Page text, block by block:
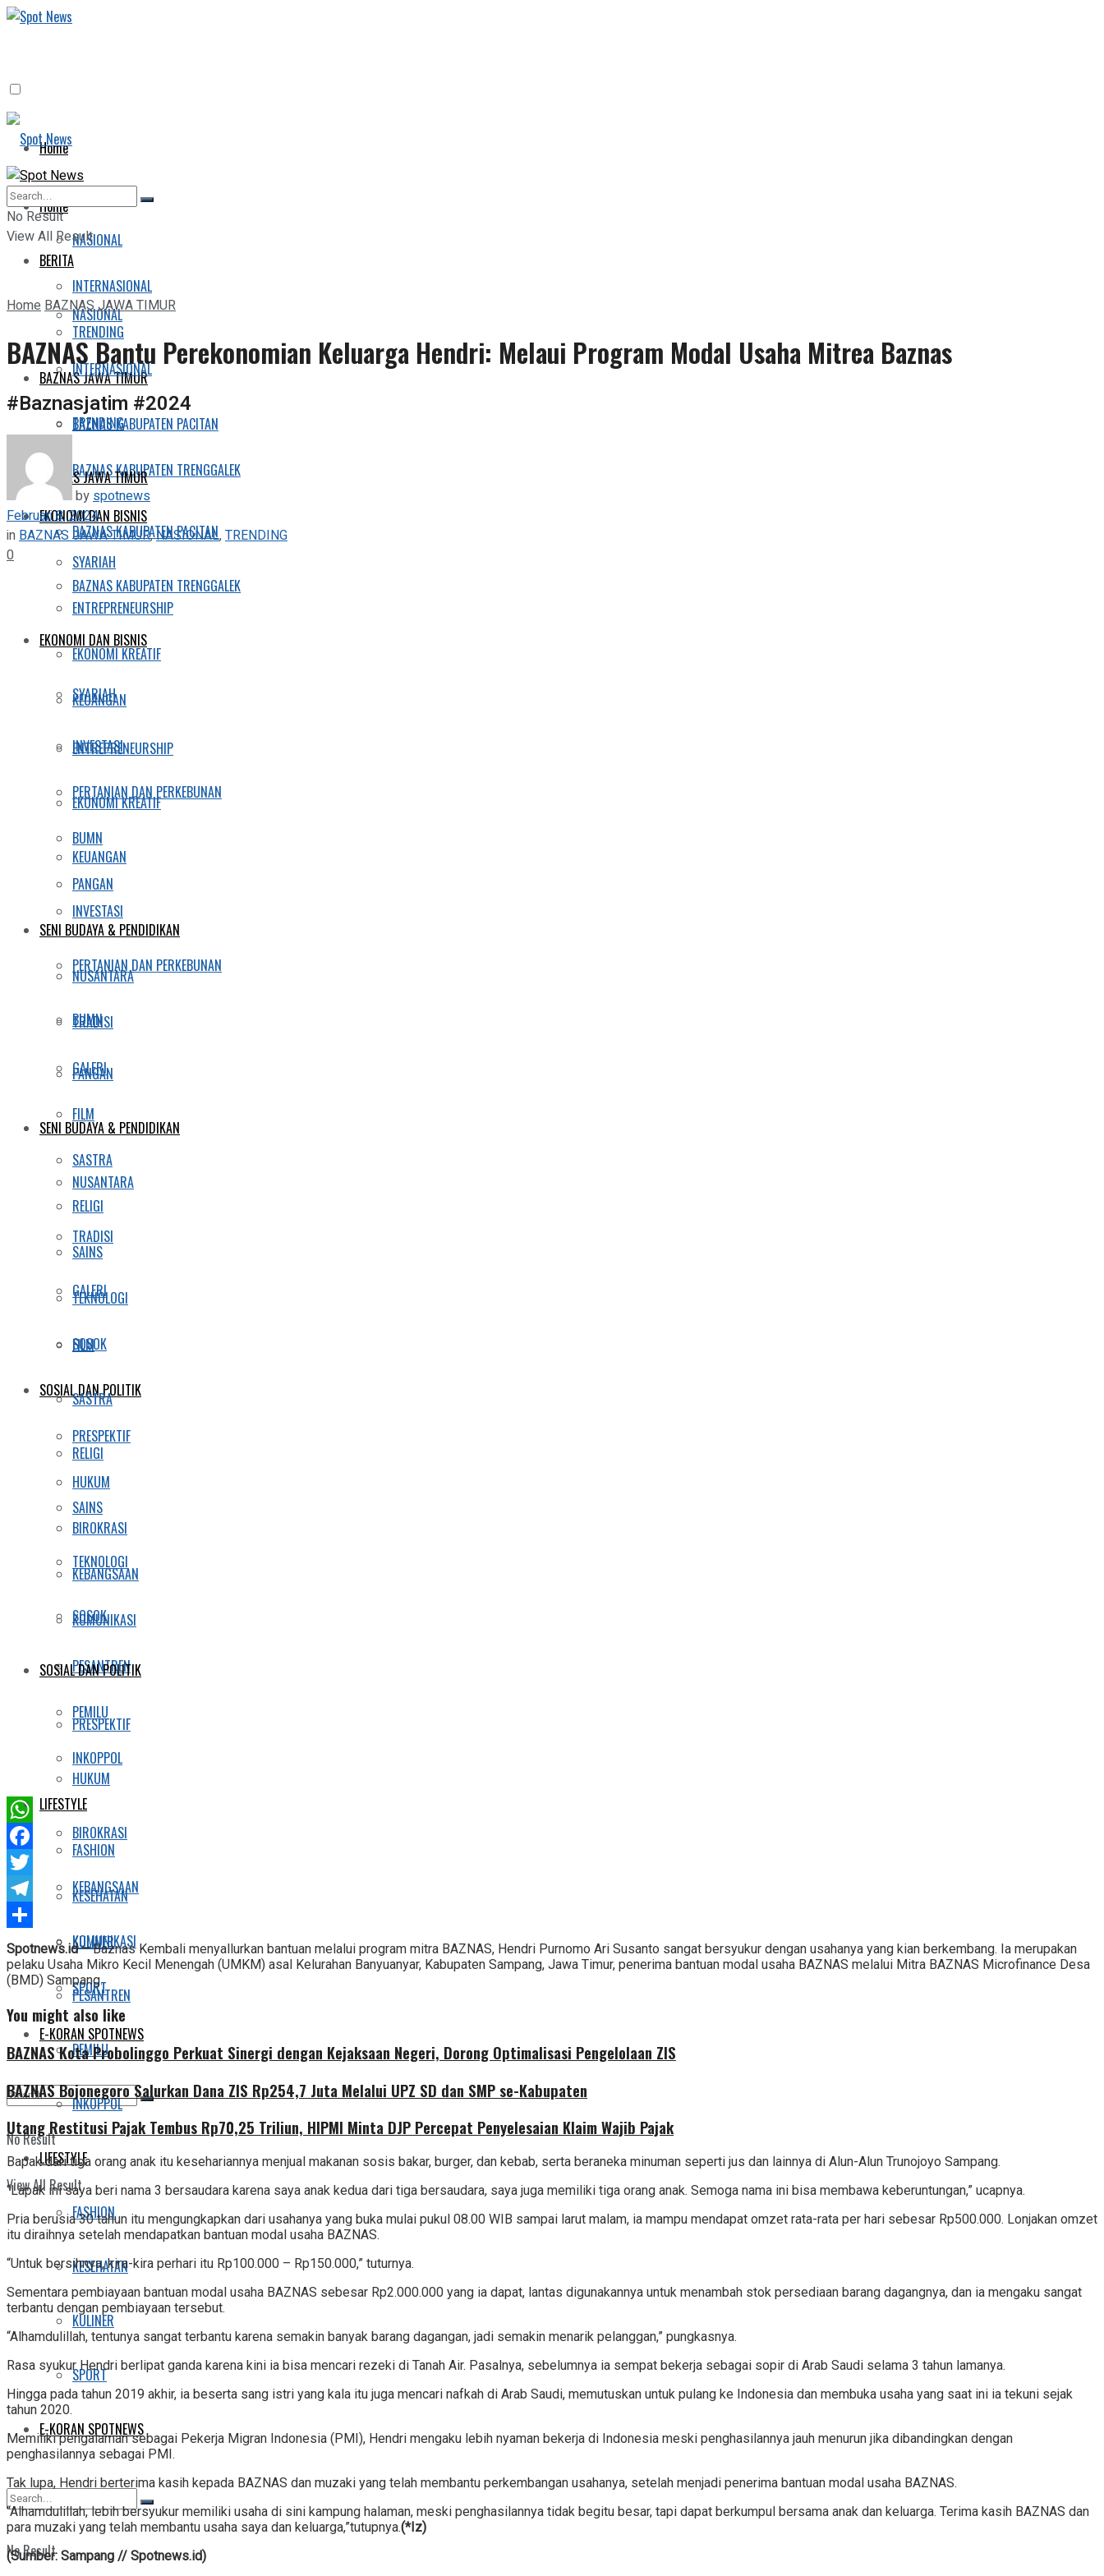
Home
BERITA
NASIONAL
INTERNASIONAL
TRENDING
BAZNAS JAWA TIMUR
BAZNAS KABUPATEN PACITAN
BAZNAS KABUPATEN TRENGGALEK
EKONOMI DAN BISNIS
SYARIAH
ENTREPRENEURSHIP
EKONOMI KREATIF
KEUANGAN
INVESTASI
PERTANIAN DAN PERKEBUNAN
BUMN
PANGAN
SENI BUDAYA & PENDIDIKAN
NUSANTARA
TRADISI
GALERI
FILM
SASTRA
RELIGI
SAINS
TEKNOLOGI
SOSOK
SOSIAL DAN POLITIK
PRESPEKTIF
HUKUM
BIROKRASI
KEBANGSAAN
KOMUNIKASI
PESANTREN
PEMILU
INKOPPOL
LIFESTYLE
FASHION
KESEHATAN
KULINER
SPORT
E-KORAN SPOTNEWS
No Result
View All Result
Home
BERITA
NASIONAL
INTERNASIONAL
TRENDING
BAZNAS JAWA TIMUR
BAZNAS KABUPATEN PACITAN
BAZNAS KABUPATEN TRENGGALEK
EKONOMI DAN BISNIS
SYARIAH
ENTREPRENEURSHIP
EKONOMI KREATIF
KEUANGAN
INVESTASI
PERTANIAN DAN PERKEBUNAN
BUMN
PANGAN
SENI BUDAYA & PENDIDIKAN
NUSANTARA
TRADISI
GALERI
FILM
SASTRA
RELIGI
SAINS
TEKNOLOGI
SOSOK
SOSIAL DAN POLITIK
PRESPEKTIF
HUKUM
BIROKRASI
KEBANGSAAN
KOMUNIKASI
PESANTREN
PEMILU
INKOPPOL
LIFESTYLE
FASHION
KESEHATAN
KULINER
SPORT
E-KORAN SPOTNEWS
No Result
No Result
View All Result
HomeBAZNAS JAWA TIMUR
BAZNAS Bantu Perekonomian Keluarga Hendri: Melaui Program Modal Usaha Mitrea Baznas
#Baznasjatim #2024
by spotnews
Februari 8, 2024
in BAZNAS JAWA TIMUR,NASIONAL,TRENDING
0
WhatsApp
Facebook
Twitter
Telegram
Share
Spotnews.id –Baznas Kembali menyallurkan bantuan melalui program mitra BAZNAS, Hendri Purnomo Ari Susanto sangat bersyukur dengan usahanya yang kian berkembang. Ia merupakan
pelaku Usaha Mikro Kecil Menengah (UMKM) asal Kelurahan Banyuanyar, Kabupaten Sampang, Jawa Timur, penerima bantuan modal usaha BAZNAS melalui Mitra BAZNAS Microfinance Desa
(BMD) Sampang.
You might also like
BAZNAS Kota Probolinggo Perkuat Sinergi dengan Kejaksaan Negeri, Dorong Optimalisasi Pengelolaan ZIS
BAZNAS Bojonegoro Salurkan Dana ZIS Rp254,7 Juta Melalui UPZ SD dan SMP se-Kabupaten
Utang Restitusi Pajak Tembus Rp70,25 Triliun, HIPMI Minta DJP Percepat Penyelesaian Klaim Wajib Pajak
Bapak dari tiga orang anak itu kesehariannya menjual makanan sosis bakar, burger, dan kebab, serta beraneka minuman seperti jus dan lainnya di Alun-Alun Trunojoyo Sampang.
“Lapak ini saya beri nama 3 bersaudara karena saya anak kedua dari tiga bersaudara, saya juga memiliki tiga orang anak. Semoga nama ini bisa membawa keberuntungan,” ucapnya.
Pria berusia 30 tahun itu mengungkapkan dari usahanya yang buka mulai pukul 08.00 WIB sampai larut malam, ia mampu mendapat omzet rata-rata per hari sebesar Rp500.000. Lonjakan omzet
itu diraihnya setelah mendapatkan bantuan modal usaha BAZNAS.
“Untuk bersihnya, kira-kira perhari itu Rp100.000 – Rp150.000,” tuturnya.
Sementara pembiayaan bantuan modal usaha BAZNAS sebesar Rp2.000.000 yang ia dapat, lantas digunakannya untuk menambah stok persediaan barang dagangnya, dan ia mengaku sangat
terbantu dengan pembiayaan tersebut.
“Alhamdulillah, tentunya sangat terbantu karena semakin banyak barang dagangan, jadi semakin menarik pelanggan,” pungkasnya.
Rasa syukur Hendri berlipat ganda karena kini ia bisa mencari rezeki di Tanah Air. Pasalnya, sebelumnya ia sempat bekerja sebagai sopir di Arab Saudi selama 3 tahun lamanya.
Hingga pada tahun 2019 akhir, ia beserta sang istri yang kala itu juga mencari nafkah di Arab Saudi, memutuskan untuk pulang ke Indonesia dan membuka usaha yang saat ini ia tekuni sejak
tahun 2020.
Memiliki pengalaman sebagai Pekerja Migran Indonesia (PMI), Hendri mengaku lebih nyaman bekerja di Indonesia meski penghasilannya jauh menurun jika dibandingkan dengan
penghasilannya sebagai PMI.
Tak lupa, Hendri berterima kasih kepada BAZNAS dan muzaki yang telah membantu perkembangan usahanya, setelah menjadi penerima bantuan modal usaha BAZNAS.
“Alhamdulillah, lebih bersyukur memiliki usaha di sini kampung halaman, meski penghasilannya tidak begitu besar, tapi dapat berkumpul bersama anak dan keluarga. Terima kasih BAZNAS dan
para muzaki yang telah membantu usaha saya dan keluarga,”tutupnya.(*Iz)
(Sumber: Sampang // Spotnews.id)